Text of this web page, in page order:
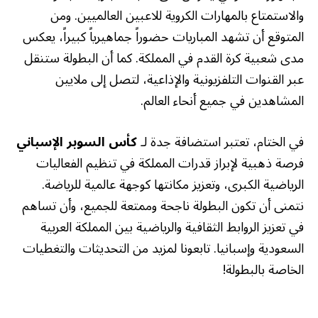
والاستمتاع بالمهارات الكروية للاعبين العالميين. ومن
المتوقع أن تشهد المباريات حضوراً جماهيرياً كبيراً، يعكس
مدى شعبية كرة القدم في المملكة. كما أن البطولة ستنقل
عبر القنوات التلفزيونية والإذاعية، لتصل إلى ملايين
المشاهدين في جميع أنحاء العالم.
في الختام، تعتبر استضافة جدة لـكأس السوبر الإسباني
فرصة ذهبية لإبراز قدرات المملكة في تنظيم الفعاليات
الرياضية الكبرى، وتعزيز مكانتها كوجهة عالمية للرياضة.
نتمنى أن تكون البطولة ناجحة وممتعة للجميع، وأن تساهم
في تعزيز الروابط الثقافية والرياضية بين المملكة العربية
السعودية وإسبانيا. تابعونا لمزيد من التحديثات والتغطيات
الخاصة بالبطولة!